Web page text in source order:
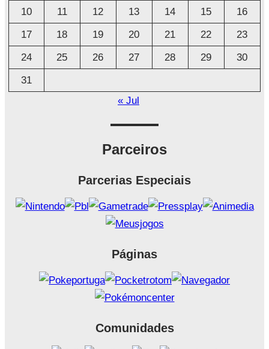
o
10
11 12 13 14 15
16
17
18 19 20 21 22
23
24
25 26 27 28 29
30
31
« Jul
Parceiros
Parcerias Especiais
Páginas
Comunidades